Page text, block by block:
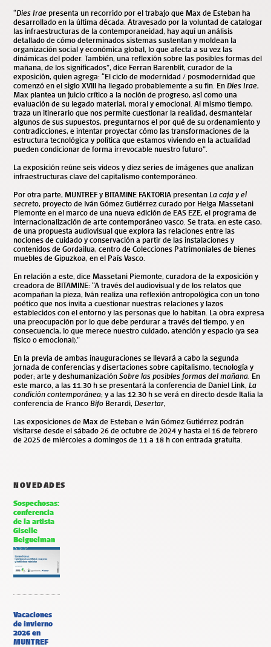
“Dies Irae presenta un recorrido por el trabajo que Max de Esteban ha
desarrollado en la última década. Atravesado por la voluntad de catalogar
las infraestructuras de la contemporaneidad, hay aquí un análisis
detallado de cómo determinados sistemas sustentan y moldean la
organización social y económica global, lo que afecta a su vez las
dinámicas del poder. También, una reflexión sobre las posibles formas del
mañana, de los significados”, dice Ferran Barenblit, curador de la
exposición, quien agrega: “El ciclo de modernidad / posmodernidad que
comenzó en el siglo XVIII ha llegado probablemente a su fin. En Dies Irae,
Max plantea un juicio crítico a la noción de progreso, así como una
evaluación de su legado material, moral y emocional. Al mismo tiempo,
traza un itinerario que nos permite cuestionar la realidad, desmantelar
algunos de sus supuestos, preguntarnos el por qué de su ordenamiento y
contradicciones, e intentar proyectar cómo las transformaciones de la
estructura tecnológica y política que estamos viviendo en la actualidad
pueden condicionar de forma irrevocable nuestro futuro”.
La exposición reúne seis videos y diez series de imágenes que analizan
infraestructuras clave del capitalismo contemporáneo.
Por otra parte, MUNTREF y BITAMINE FAKTORIA presentan La caja y el
secreto, proyecto de Iván Gómez Gutiérrez curado por Helga Massetani
Piemonte en el marco de una nueva edición de EAS EZE, el programa de
internacionalización de arte contemporáneo vasco. Se trata, en este caso,
de una propuesta audiovisual que explora las relaciones entre las
nociones de cuidado y conservación a partir de las instalaciones y
contenidos de Gordailua, centro de Colecciones Patrimoniales de bienes
muebles de Gipuzkoa, en el País Vasco.
En relación a este, dice Massetani Piemonte, curadora de la exposición y
creadora de BITAMINE: “A través del audiovisual y de los relatos que
acompañan la pieza, Iván realiza una reflexión antropológica con un tono
poético que nos invita a cuestionar nuestras relaciones y lazos
establecidos con el entorno y las personas que lo habitan. La obra expresa
una preocupación por lo que debe perdurar a través del tiempo, y en
consecuencia, lo que merece nuestro cuidado, atención y espacio (ya sea
físico o emocional).”
En la previa de ambas inauguraciones se llevará a cabo la segunda
jornada de conferencias y disertaciones sobre capitalismo, tecnología y
poder; arte y deshumanización Sobre las posibles formas del mañana En
este marco, a las 11.30 h se presentará la conferencia de Daniel Link, La
condición contemporánea; y a las 12.30 h se verá en directo desde Italia la
conferencia de Franco Bifo Berardi, Desertar,
Las exposiciones de Max de Esteban e Iván Gómez Gutiérrez podrán
visitarse desde el sábado 26 de octubre de 2024 y hasta el 16 de febrero
de 2025 de miércoles a domingos de 11 a 18 h con entrada gratuita.
NOVEDADES
Sospechosas:
conferencia
de la artista
Giselle
Beiguelman
Vacaciones
de invierno
2026 en
MUNTREF